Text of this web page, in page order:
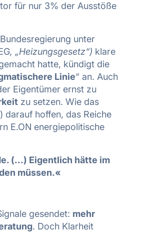
für nur 3% der Ausstöße
unter
, „Heizungsgesetz“) klare
hatte, kündigt die
Linie“ an. Auch
Eigentümer ernst zu
zu setzen. Wie das
darauf hoffen, das Reiche
E.ON energiepolitische
(...) Eigentlich hätte im
müssen.«
gesendet: mehr
. Doch Klarheit